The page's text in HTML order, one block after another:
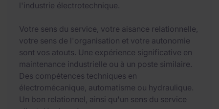
l'industrie électrotechnique.
Votre sens du service, votre aisance relationnelle,
votre sens de l'organisation et votre autonomie
sont vos atouts. Une expérience significative en
maintenance industrielle ou à un poste similaire.
Des compétences techniques en
électromécanique, automatisme ou hydraulique.
Un bon relationnel, ainsi qu'un sens du service